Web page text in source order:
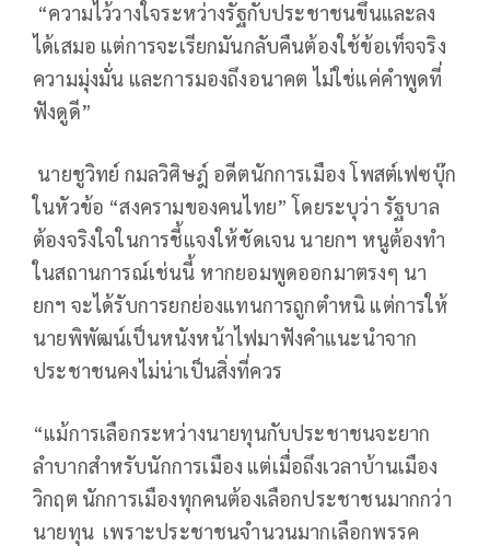
“ความไว้วางใจระหว่างรัฐกับประชาชนขึ้นและลง
ได้เสมอ แต่การจะเรียกมันกลับคืนต้องใช้ข้อเท็จจริง
ความมุ่งมั่น และการมองถึงอนาคต ไม่ใช่แค่คำพูดที่
ฟังดูดี”
นายชูวิทย์ กมลวิศิษฎ์ อดีตนักการเมือง โพสต์เฟซบุ๊ก
ในหัวข้อ “สงครามของคนไทย” โดยระบุว่า รัฐบาล
ต้องจริงใจในการชี้แจงให้ชัดเจน นายกฯ หนูต้องทำ
ในสถานการณ์เช่นนี้ หากยอมพูดออกมาตรงๆ นา
ยกฯ จะได้รับการยกย่องแทนการถูกตำหนิ แต่การให้
นายพิพัฒน์เป็นหนังหน้าไฟมาฟังคำแนะนำจาก
ประชาชนคงไม่น่าเป็นสิ่งที่ควร
“แม้การเลือกระหว่างนายทุนกับประชาชนจะยาก
ลำบากสำหรับนักการเมือง แต่เมื่อถึงเวลาบ้านเมือง
วิกฤต นักการเมืองทุกคนต้องเลือกประชาชนมากกว่า
นายทุน เพราะประชาชนจำนวนมากเลือกพรรค